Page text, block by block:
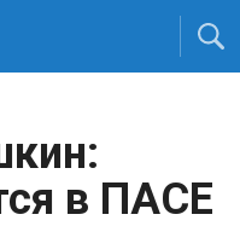
в ПАСЕ